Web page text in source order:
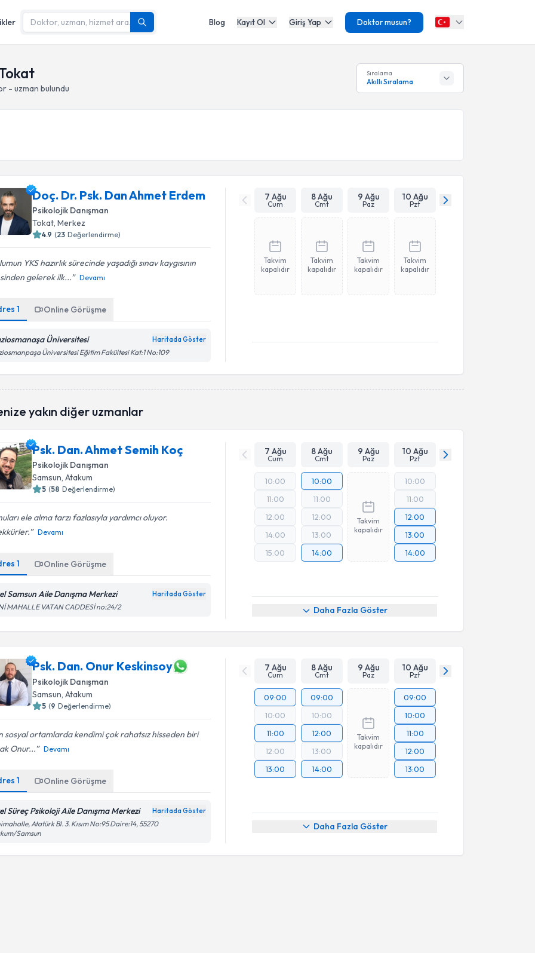
Blog Kayıt Ol Giriş Yap Doktor musun?
- uzman bulundu
Sıralama
Akıllı Sıralama
Doç. Dr. Psk. Dan Ahmet Erdem
Psikolojik Danışman
Tokat, Merkez
4.9 (23 Değerlendirme)
YKS hazırlık sürecinde yaşadığı sınav kaygısının
gelerek ilk...
Devamı
1 Online Görüşme
Üniversitesi Haritada Göster
Üniversitesi Eğitim Fakültesi Kat:1 No:109
7 Ağu
Cum
8 Ağu
Cmt
9 Ağu
Paz
10 Ağu
Pzt
Takvim
kapalıdır
Takvim
kapalıdır
Takvim
kapalıdır
Takvim
kapalıdır
yakın diğer uzmanlar
Psk. Dan. Ahmet Semih Koç
Psikolojik Danışman
Samsun, Atakum
5 (58 Değerlendirme)
ele alma tarzı fazlasıyla yardımcı oluyor.
Devamı
1 Online Görüşme
Samsun Aile Danışma Merkezi Haritada Göster
MAHALLE VATAN CADDESİ no:24/2
7 Ağu
Cum
8 Ağu
Cmt
9 Ağu
Paz
10 Ağu
Pzt
10:00
11:00
12:00
14:00
15:00
10:00
11:00
12:00
13:00
14:00
Takvim
kapalıdır
10:00
11:00
12:00
13:00
14:00
Daha Fazla Göster
Psk. Dan. Onur Keskinsoy
Psikolojik Danışman
Samsun , Atakum
5 (9 Değerlendirme)
sosyal ortamlarda kendimi çok rahatsız hisseden biri
Onur...
Devamı
1 Online Görüşme
Süreç Psikoloji Aile Danışma Merkezi Haritada Göster
Atatürk Bl. 3. Kısım No:95 Daire:14, 55270
Samsun
7 Ağu
Cum
8 Ağu
Cmt
9 Ağu
Paz
10 Ağu
Pzt
09:00
10:00
11:00
12:00
13:00
09:00
10:00
12:00
13:00
14:00
Takvim
kapalıdır
09:00
10:00
11:00
12:00
13:00
Daha Fazla Göster